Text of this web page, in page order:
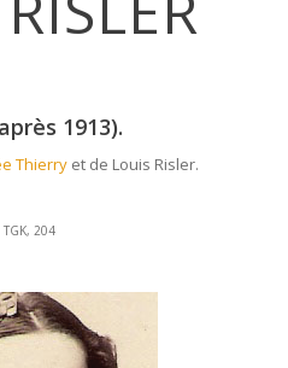
1913).
Thierryet de Louis Risler.
204